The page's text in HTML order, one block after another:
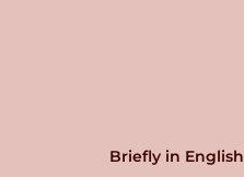
Briefly in English